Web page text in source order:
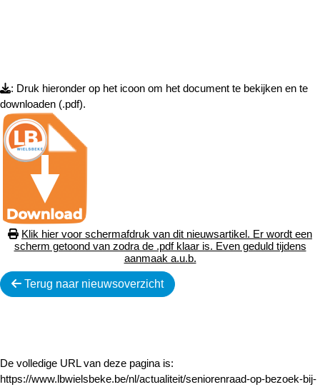
: Druk hieronder op het icoon om het document te bekijken en te
downloaden (.pdf).
Klik hier voor schermafdruk van dit nieuwsartikel. Er wordt een
scherm getoond van zodra de .pdf klaar is. Even geduld tijdens
aanmaak a.u.b.
Terug naar nieuwsoverzicht
De volledige URL van deze pagina is:
https://www.lbwielsbeke.be/nl/actualiteit/seniorenraad-op-bezoek-bij-